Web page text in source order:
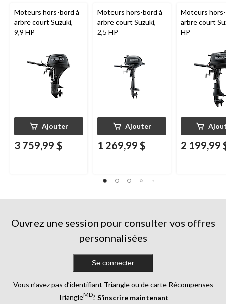
Moteurs hors-bord à
arbre court Suzuki,
9,9 HP
Ajouter
3 759,99 $
Moteurs hors-bord à
arbre court Suzuki,
2,5 HP
Ajouter
1 269,99 $
Moteurs
arbre court
HP
2 199,99
Ouvrez une session pour consulter vos offres
personnalisées
Se connecter
Vous n’avez pas d’identifiant Triangle ou de carte Récompenses
TriangleMD? S’inscrire maintenant